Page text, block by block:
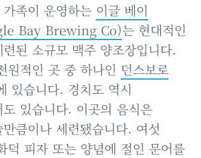
족이 운영하는 이글 베이
Bay Brewing Co)는 현대적인
된 소규모 맥주 양조장입니다.
원적인 곳 중 하나인 던스보로
있습니다. 경치도 역시
있습니다. 이곳의 음식은
큼이나 세련됐습니다. 여섯
덕 피자 또는 양념에 절인 문어를